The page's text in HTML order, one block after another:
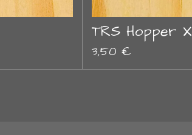
TRS Hopper X
3,50 €